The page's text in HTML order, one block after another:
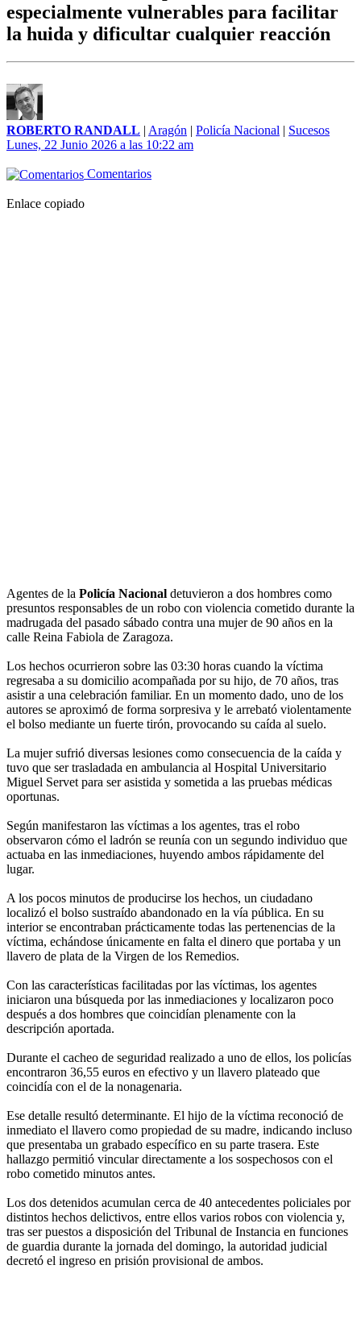
especialmente vulnerables para facilitar
la huida y dificultar cualquier reacción
ROBERTO RANDALL | Aragón | Policía Nacional | Sucesos
Lunes, 22 Junio 2026 a las 10:22 am
Comentarios
Enlace copiado
Agentes de la Policía Nacional detuvieron a dos hombres como
presuntos responsables de un robo con violencia cometido durante la
madrugada del pasado sábado contra una mujer de 90 años en la
calle Reina Fabiola de Zaragoza.
Los hechos ocurrieron sobre las 03:30 horas cuando la víctima
regresaba a su domicilio acompañada por su hijo, de 70 años, tras
asistir a una celebración familiar. En un momento dado, uno de los
autores se aproximó de forma sorpresiva y le arrebató violentamente
el bolso mediante un fuerte tirón, provocando su caída al suelo.
La mujer sufrió diversas lesiones como consecuencia de la caída y
tuvo que ser trasladada en ambulancia al Hospital Universitario
Miguel Servet para ser asistida y sometida a las pruebas médicas
oportunas.
Según manifestaron las víctimas a los agentes, tras el robo
observaron cómo el ladrón se reunía con un segundo individuo que
actuaba en las inmediaciones, huyendo ambos rápidamente del
lugar.
A los pocos minutos de producirse los hechos, un ciudadano
localizó el bolso sustraído abandonado en la vía pública. En su
interior se encontraban prácticamente todas las pertenencias de la
víctima, echándose únicamente en falta el dinero que portaba y un
llavero de plata de la Virgen de los Remedios.
Con las características facilitadas por las víctimas, los agentes
iniciaron una búsqueda por las inmediaciones y localizaron poco
después a dos hombres que coincidían plenamente con la
descripción aportada.
Durante el cacheo de seguridad realizado a uno de ellos, los policías
encontraron 36,55 euros en efectivo y un llavero plateado que
coincidía con el de la nonagenaria.
Ese detalle resultó determinante. El hijo de la víctima reconoció de
inmediato el llavero como propiedad de su madre, indicando incluso
que presentaba un grabado específico en su parte trasera. Este
hallazgo permitió vincular directamente a los sospechosos con el
robo cometido minutos antes.
Los dos detenidos acumulan cerca de 40 antecedentes policiales por
distintos hechos delictivos, entre ellos varios robos con violencia y,
tras ser puestos a disposición del Tribunal de Instancia en funciones
de guardia durante la jornada del domingo, la autoridad judicial
decretó el ingreso en prisión provisional de ambos.